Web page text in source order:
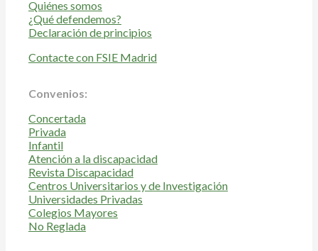
Quiénes somos
¿Qué defendemos?
Declaración de principios
Contacte con FSIE Madrid
Convenios:
Concertada
Privada
Infantil
Atención a la discapacidad
Revista Discapacidad
Centros Universitarios y de Investigación
Universidades Privadas
Colegios Mayores
No Reglada